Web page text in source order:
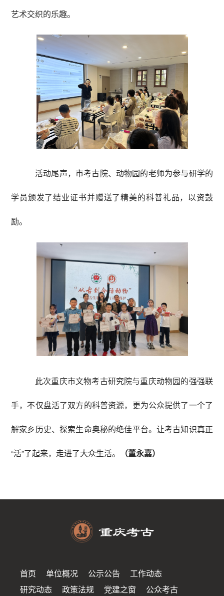
艺术交织的乐趣。
活动尾声，市考古院、动物园的老师为参与研学的
学员颁发了结业证书并赠送了精美的科普礼品，以资鼓
励。
此次重庆市文物考古研究院与重庆动物园的强强联
手，不仅盘活了双方的科普资源，更为公众提供了一个了
解家乡历史、探索生命奥秘的绝佳平台。让考古知识真正
“活”了起来，走进了大众生活。 （董永嘉）
首页 单位概况 公示公告
工作动态
研究动态
政策法规 党建之窗 公众考古